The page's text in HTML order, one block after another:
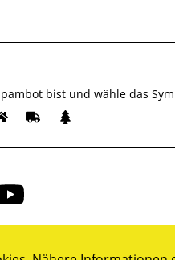
bist und wähle das